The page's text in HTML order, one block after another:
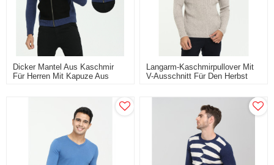
Dicker Mantel Aus Kaschmir
Für Herren Mit Kapuze Aus
Langarm-Kaschmirpullover Mit
V-Ausschnitt Für Den Herbst